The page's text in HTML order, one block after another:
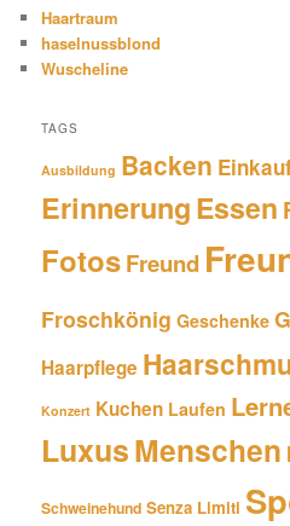
Haartraum
haselnussblond
Wuscheline
TAGS
Ausbildung Backen
ErinnerungEssen
FotosFreund
Froschkönig Geschenke
Haarpflege
Konzert Kuchen Laufen
LuxusMenschen
Schweinehund Senza Limiti